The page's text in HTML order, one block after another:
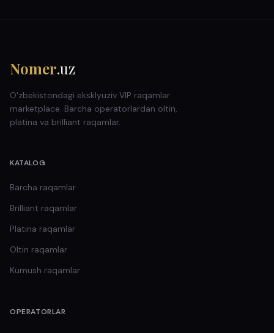
Nomer.uz
O'zbekistondagi eksklyuziv VIP raqamlar
marketplace. Barcha operatorlardan oltin,
platina va brilliant raqamlar.
KATALOG
Barcha raqamlar
Brilliant raqamlar
Platina raqamlar
Oltin raqamlar
Kumush raqamlar
OPERATORLAR